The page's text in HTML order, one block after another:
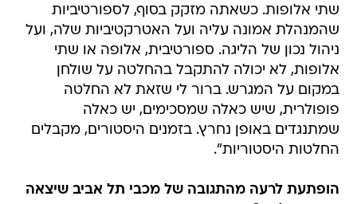
שתי אלופות. כשאתה מזקק בסוף, לספורטיביות
שהמנהלת אמונה עליה ועל האטרקטיביות שלה, ועל
ניהול נכון של הליגה. ספורטיבית, אלופה או שתי
אלופות, לא יכולה להתקבל בהחלטה על שולחן
במקום על המגרש. ברור לי שזאת לא החלטה
פופולרית, שיש כאלה שמסכימים, יש כאלה
שמתנגדים באופן נחרץ. בזמנים היסטורים, מקבלים
החלטות היסטוריות".
הופתעת לרעה מהתגובה של מכבי תל אביב שיצאה